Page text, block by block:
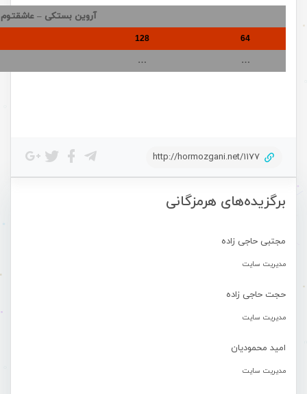
برگزیده‌های هرمزگانی
مجتبی حاجی زاده
مدیریت سایت
حجت حاجی زاده
مدیریت سایت
امید محمودیان
مدیریت سایت
آروین بستکی – عاشقتوم
64
128
…
…
http://hormozgani.net/1177